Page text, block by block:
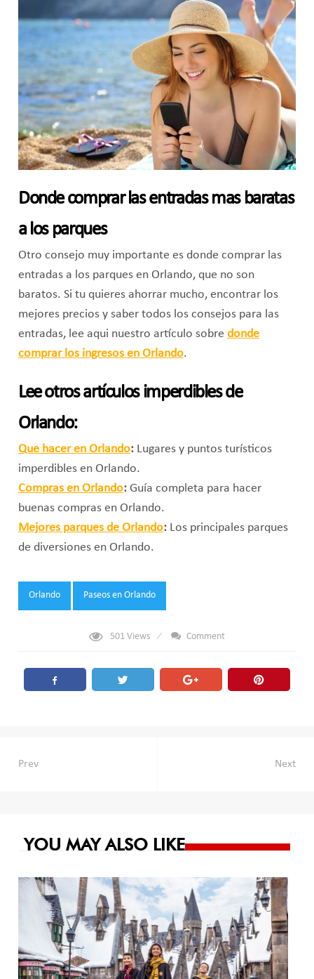
Donde comprar las entradas mas baratas
a los parques
Otro consejo muy importante es donde comprar las
entradas a los parques en Orlando, que no son
baratos. Si tu quieres ahorrar mucho, encontrar los
mejores precios y saber todos los consejos para las
entradas, lee aqui nuestro artículo sobre donde
comprar los ingresos en Orlando.
Lee otros artículos imperdibles de
Orlando:
Que hacer en Orlando:Lugares y puntos turísticos
imperdibles en Orlando.
Compras en Orlando:Guía completa para hacer
buenas compras en Orlando.
Mejores parques de Orlando:Los principales parques
de diversiones en Orlando.
Tags:
Orlando Paseos en Orlando
501Views Comment
Navegación
Prev Next
YOU MAY ALSO LIKE